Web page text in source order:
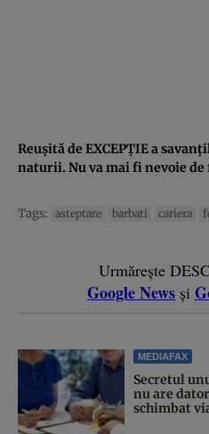
Reuşită de EXCEPŢIE a
naturii. Nu va mai fi nevoie
Tags: asteptare barbati cariera
Urmărește
Google News și
MEDIAFAX
Secretul
nu are
schimbat